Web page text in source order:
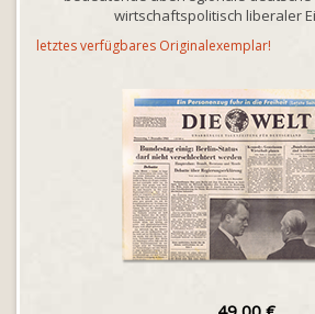
wirtschaftspolitisch liberaler
letztes verfügbares Originalexemplar!